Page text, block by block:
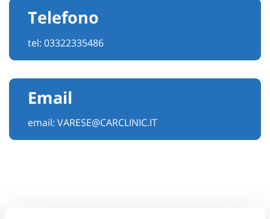
Telefono
tel: 03322335486
Email
email: VARESE@CARCLINIC.IT